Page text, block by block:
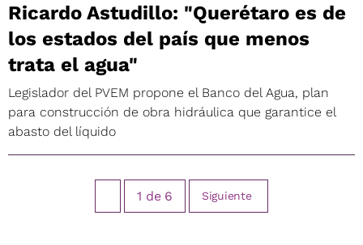
Ricardo Astudillo: "Querétaro es de
los estados del país que menos
trata el agua"
Legislador del PVEM propone el Banco del Agua, plan
para construcción de obra hidráulica que garantice el
abasto del líquido
1 de 6 Siguiente